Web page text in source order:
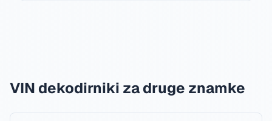
VIN dekodirniki za druge znamke